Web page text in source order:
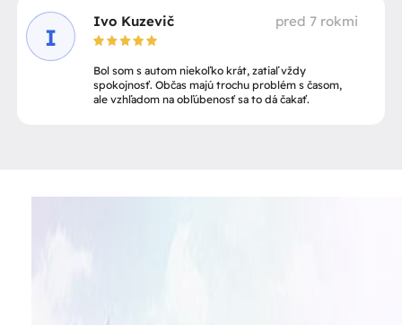
I
Ivo Kuzevič pred 7 rokmi
Bol som s autom niekoľko krát, zatiaľ vždy
spokojnosť. Občas majú trochu problém s časom,
ale vzhľadom na obľúbenosť sa to dá čakať.